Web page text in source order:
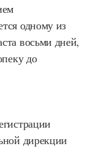
одному из
восьми дней,
до
дирекции